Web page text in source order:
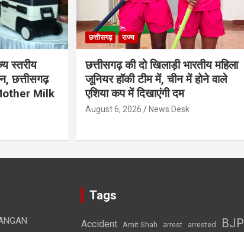
स्तरीय
छत्तीसगढ़
Milk
छत्तीसगढ़ राज्य
छत्तीसगढ़ की दो खिलाड़ी भारतीय महिला
जूनियर हॉकी टीम में, चीन में होने वाले
एशिया कप में दिखाएंगी दम
August 6, 2026 News Desk
Tags
Accident Amit Shah arrest arrested BJP